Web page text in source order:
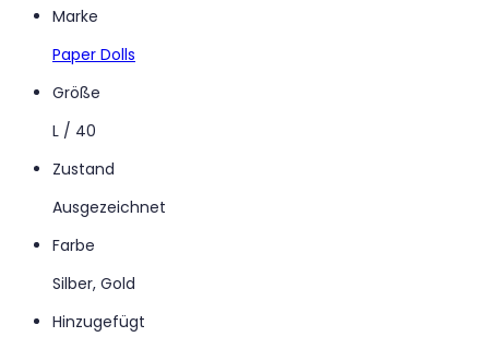
Marke
Paper Dolls
Größe
L / 40
Zustand
Ausgezeichnet
Farbe
Silber, Gold
Hinzugefügt